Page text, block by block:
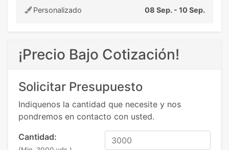
Personalizado
08 Sep. - 10 Sep.
¡Precio Bajo Cotización!
Solicitar Presupuesto
Indiquenos la cantidad que necesite y nos
pondremos en contacto con usted.
Cantidad: